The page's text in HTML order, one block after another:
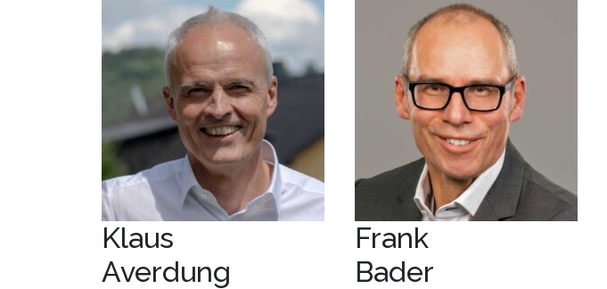
Klaus
Averdung
Frank
Bader